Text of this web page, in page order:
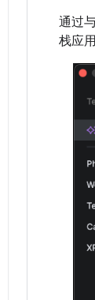
通过
栈应用